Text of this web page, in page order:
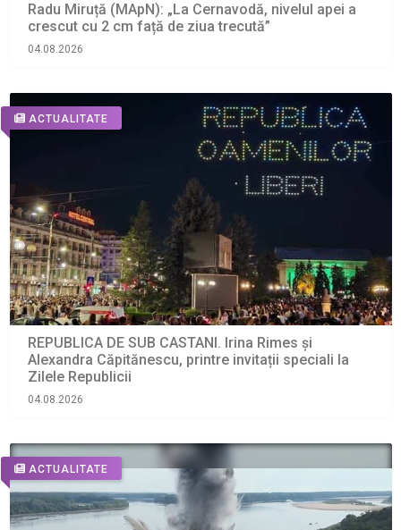
Radu Miruță (MApN): „La Cernavodă, nivelul apei a
crescut cu 2 cm față de ziua trecută”
04.08.2026
ACTUALITATE
REPUBLICA DE SUB CASTANI. Irina Rimes și
Alexandra Căpitănescu, printre invitații speciali la
Zilele Republicii
04.08.2026
ACTUALITATE